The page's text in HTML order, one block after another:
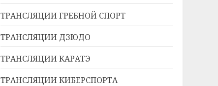
ТРАНСЛЯЦИИ ГРЕБНОЙ СПОРТ
ТРАНСЛЯЦИИ ДЗЮДО
ТРАНСЛЯЦИИ КАРАТЭ
ТРАНСЛЯЦИИ КИБЕРСПОРТА